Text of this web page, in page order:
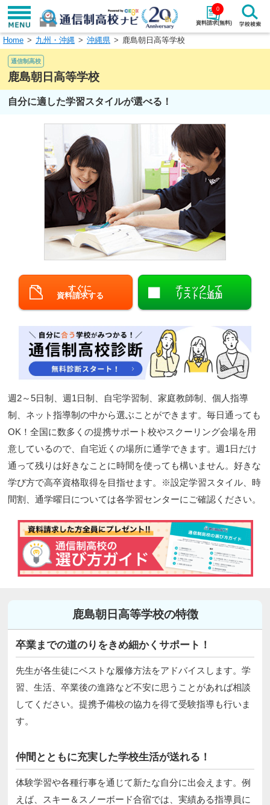
資料請求(無料)
0
学校名で探す
エリアから探す
エリアを選択して探す
北海道・東北
北陸・甲信越
中国
九州・沖縄
閉じる
Home 九州・沖縄 沖縄県 鹿島朝日高等学校
通信制高校
鹿島朝日高等学校
自分に適した学習スタイルが選べる！
すぐに
資料請求する
チェックして
リストに追加
週2～5日制、週1日制、自宅学習制、家庭教師制、個人指導
制、ネット指導制の中から選ぶことができます。毎日通っても
OK！全国に数多くの提携サポート校やスクーリング会場を用
意しているので、自宅近くの場所に通学できます。週1日だけ
通って残りは好きなことに時間を使っても構いません。好きな
学び方で高卒資格取得を目指せます。※設定学習スタイル、時
間割、通学曜日については各学習センターにご確認ください。
鹿島朝日高等学校の特徴
卒業までの道のりをきめ細かくサポート！
先生が各生徒にベストな履修方法をアドバイスします。学
習、生活、卒業後の進路など不安に思うことがあれば相談
してください。提携予備校の協力を得て受験指導も行いま
す。
仲間とともに充実した学校生活が送れる！
体験学習や各種行事を通じて新たな自分に出会えます。例
えば、スキー＆スノーボード合宿では、実績ある指導員に